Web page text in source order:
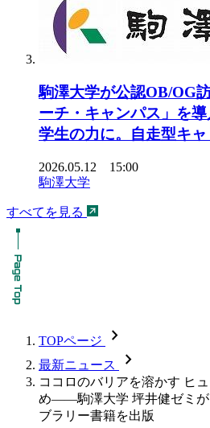
駒澤大学が公認OB/OG
ーチ・キャンパス」を
学生の力に。自走型キ
2026.05.12 15:00
駒澤大学
すべてを見る
TOPページ chevron_forward
最新ニュース chevron_forward
ココロのバリアを溶かす ヒ
め――駒澤大学 坪井健ゼミが
ブラリー書籍を出版